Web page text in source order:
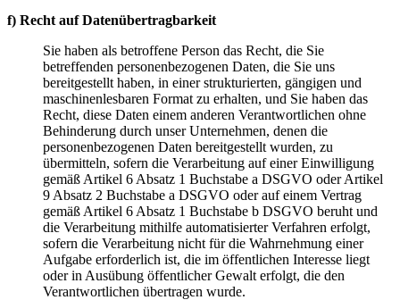
f) Recht auf Datenübertragbarkeit
Sie haben als betroffene Person das Recht, die Sie
betreffenden personenbezogenen Daten, die Sie uns
bereitgestellt haben, in einer strukturierten, gängigen und
maschinenlesbaren Format zu erhalten, und Sie haben das
Recht, diese Daten einem anderen Verantwortlichen ohne
Behinderung durch unser Unternehmen, denen die
personenbezogenen Daten bereitgestellt wurden, zu
übermitteln, sofern die Verarbeitung auf einer Einwilligung
gemäß Artikel 6 Absatz 1 Buchstabe a DSGVO oder Artikel
9 Absatz 2 Buchstabe a DSGVO oder auf einem Vertrag
gemäß Artikel 6 Absatz 1 Buchstabe b DSGVO beruht und
die Verarbeitung mithilfe automatisierter Verfahren erfolgt,
sofern die Verarbeitung nicht für die Wahrnehmung einer
Aufgabe erforderlich ist, die im öffentlichen Interesse liegt
oder in Ausübung öffentlicher Gewalt erfolgt, die den
Verantwortlichen übertragen wurde.